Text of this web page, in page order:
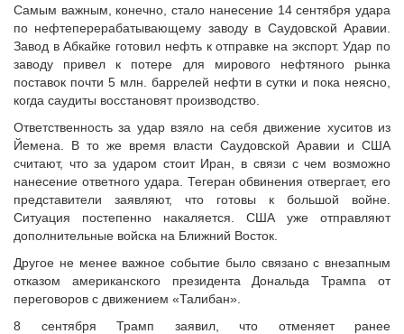
Самым важным, конечно, стало нанесение 14 сентября удара
по нефтеперерабатывающему заводу в Саудовской Аравии.
Завод в Абкайке готовил нефть к отправке на экспорт. Удар по
заводу привел к потере для мирового нефтяного рынка
поставок почти 5 млн. баррелей нефти в сутки и пока неясно,
когда саудиты восстановят производство.
Ответственность за удар взяло на себя движение хуситов из
Йемена. В то же время власти Саудовской Аравии и США
считают, что за ударом стоит Иран, в связи с чем возможно
нанесение ответного удара. Тегеран обвинения отвергает, его
представители заявляют, что готовы к большой войне.
Ситуация постепенно накаляется. США уже отправляют
дополнительные войска на Ближний Восток.
Другое не менее важное событие было связано с внезапным
отказом американского президента Дональда Трампа от
переговоров с движением «Талибан».
8 сентября Трамп заявил, что отменяет ранее